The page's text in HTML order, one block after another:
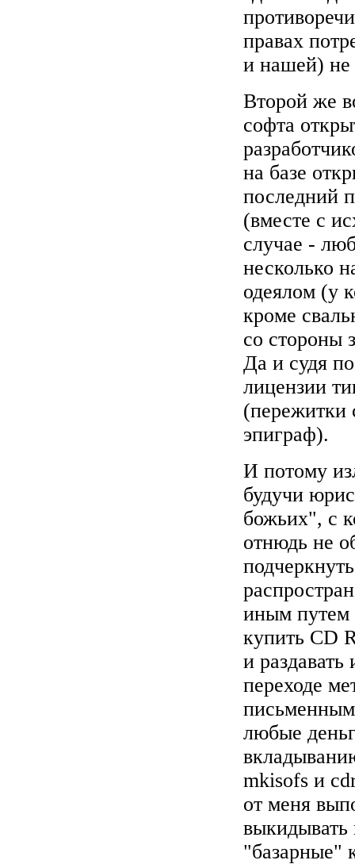
правах
и нашей) не
Второй же
софта
на базе
последний
(вместе с
случае -
несколько
одеялом (у
кроме
со стороны
Да и судя
лицензии
(пережитки
эпиграф).
И потому
будучи
божьих", с
отнюдь не
иным путем
купить CD
и
переходе
любые
mkisofs и
от меня
выкидывать
"базарные"